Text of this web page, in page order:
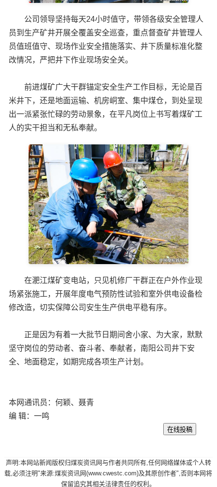
公司领导坚持每天24小时值守，带领各级安全管理人
员到生产矿井开展全覆盖安全巡查，重点督查矿井管理人
员值班值守、现场作业安全措施落实、井下质量标准化整
改情况，严把井下作业现场安全关。
前进煤矿广大干群锚定安全生产工作目标，无论是百
米井下，还是地面运输、机房峒室、集中煤仓，到处呈现
出一派紧张忙碌的劳动景象，在平凡岗位上书写着煤矿工
人的实干担当和无私奉献。
在淝江煤矿变电站，只见机修厂干群正在户外作业现
场紧张施工，开展年度电气预防性试验和室外供电设备检
修改造，切实保障公司安生生产供电平稳有序。
正是因为有着一大批节日期间舍小家、为大家，默默
坚守岗位的劳动者、奋斗者、奉献者，南阳公司井下安
全、地面稳定，如期完成各项生产计划。
本网通讯员：何颖、聂青
编 辑：一鸣
声明:本网站新闻版权归煤炭资讯网与作者共同所有,任何网络媒体或个人转
载,必须注明"来源:煤炭资讯网(www.cwestc.com)及其原创作者",否则本网将
保留追究其相关法律责任的权利。